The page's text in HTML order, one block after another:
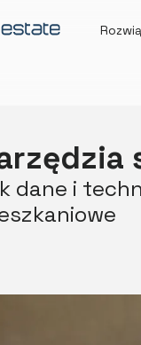
dane i